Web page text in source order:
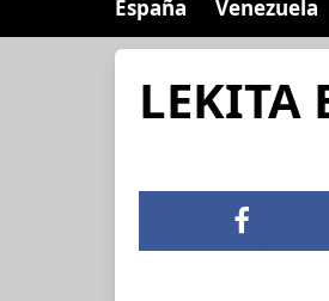
España Venezuela
LEKITA